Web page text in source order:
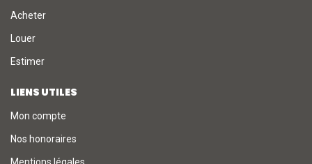
Acheter
Louer
Estimer
LIENS UTILES
Mon compte
Nos honoraires